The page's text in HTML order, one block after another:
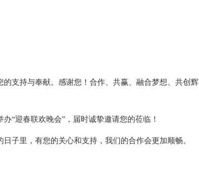
支持与奉献。感谢您！合作、共赢、融合梦想、共创辉
办“迎春联欢晚会”，届时诚挚邀请您的莅临！
子里，有您的关心和支持，我们的合作会更加顺畅。